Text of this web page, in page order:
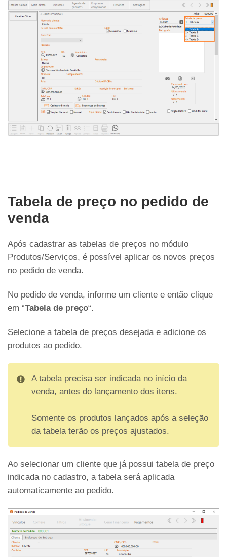
Tabela de preço no pedido de
venda
Após cadastrar as tabelas de preços no módulo
Produtos/Serviços, é possível aplicar os novos preços
no pedido de venda.
No pedido de venda, informe um cliente e então clique
em “Tabela de preço“.
Selecione a tabela de preços desejada e adicione os
produtos ao pedido.
A tabela precisa ser indicada no início da
venda, antes do lançamento dos itens.
Somente os produtos lançados após a seleção
da tabela terão os preços ajustados.
Ao selecionar um cliente que já possui tabela de preço
indicada no cadastro, a tabela será aplicada
automaticamente ao pedido.